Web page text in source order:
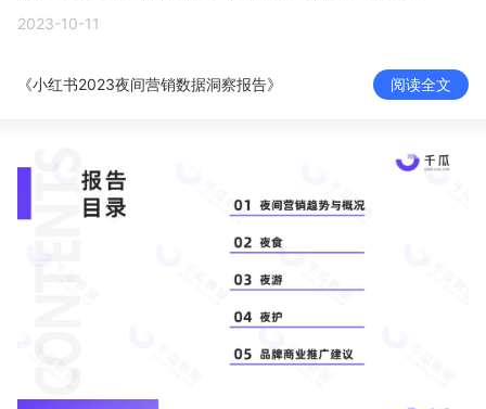
产品更新动态 帮助中心
品牌消费观
增长俱乐部
2023-10-11
《小红书2023夜间营销数据洞察报告》 阅读全文